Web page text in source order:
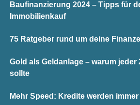
Baufinanzierung 2024 – Tipps für
Immobilienkauf
75 Ratgeber rund um deine
Gold als Geldanlage – warum jeder
sollte
Mehr Speed: Kredite werden